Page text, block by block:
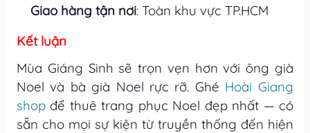
Giao hàng tận nơi: Toàn khu vực TP.HCM
Kết luận
Mùa Giáng Sinh sẽ trọn vẹn hơn với ông già
Noel và bà già Noel rực rỡ. Ghé Hoài Giang
shop để thuê trang phục Noel đẹp nhất — có
sẵn cho mọi sự kiện từ truyền thống đến hiện